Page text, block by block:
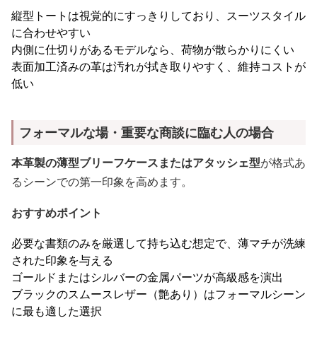
縦型トートは視覚的にすっきりしており、スーツスタイル
に合わせやすい
内側に仕切りがあるモデルなら、荷物が散らかりにくい
表面加工済みの革は汚れが拭き取りやすく、維持コストが
低い
フォーマルな場・重要な商談に臨む人の場合
本革製の薄型ブリーフケースまたはアタッシェ型が格式あ
るシーンでの第一印象を高めます。
おすすめポイント
必要な書類のみを厳選して持ち込む想定で、薄マチが洗練
された印象を与える
ゴールドまたはシルバーの金属パーツが高級感を演出
ブラックのスムースレザー（艶あり）はフォーマルシーン
に最も適した選択